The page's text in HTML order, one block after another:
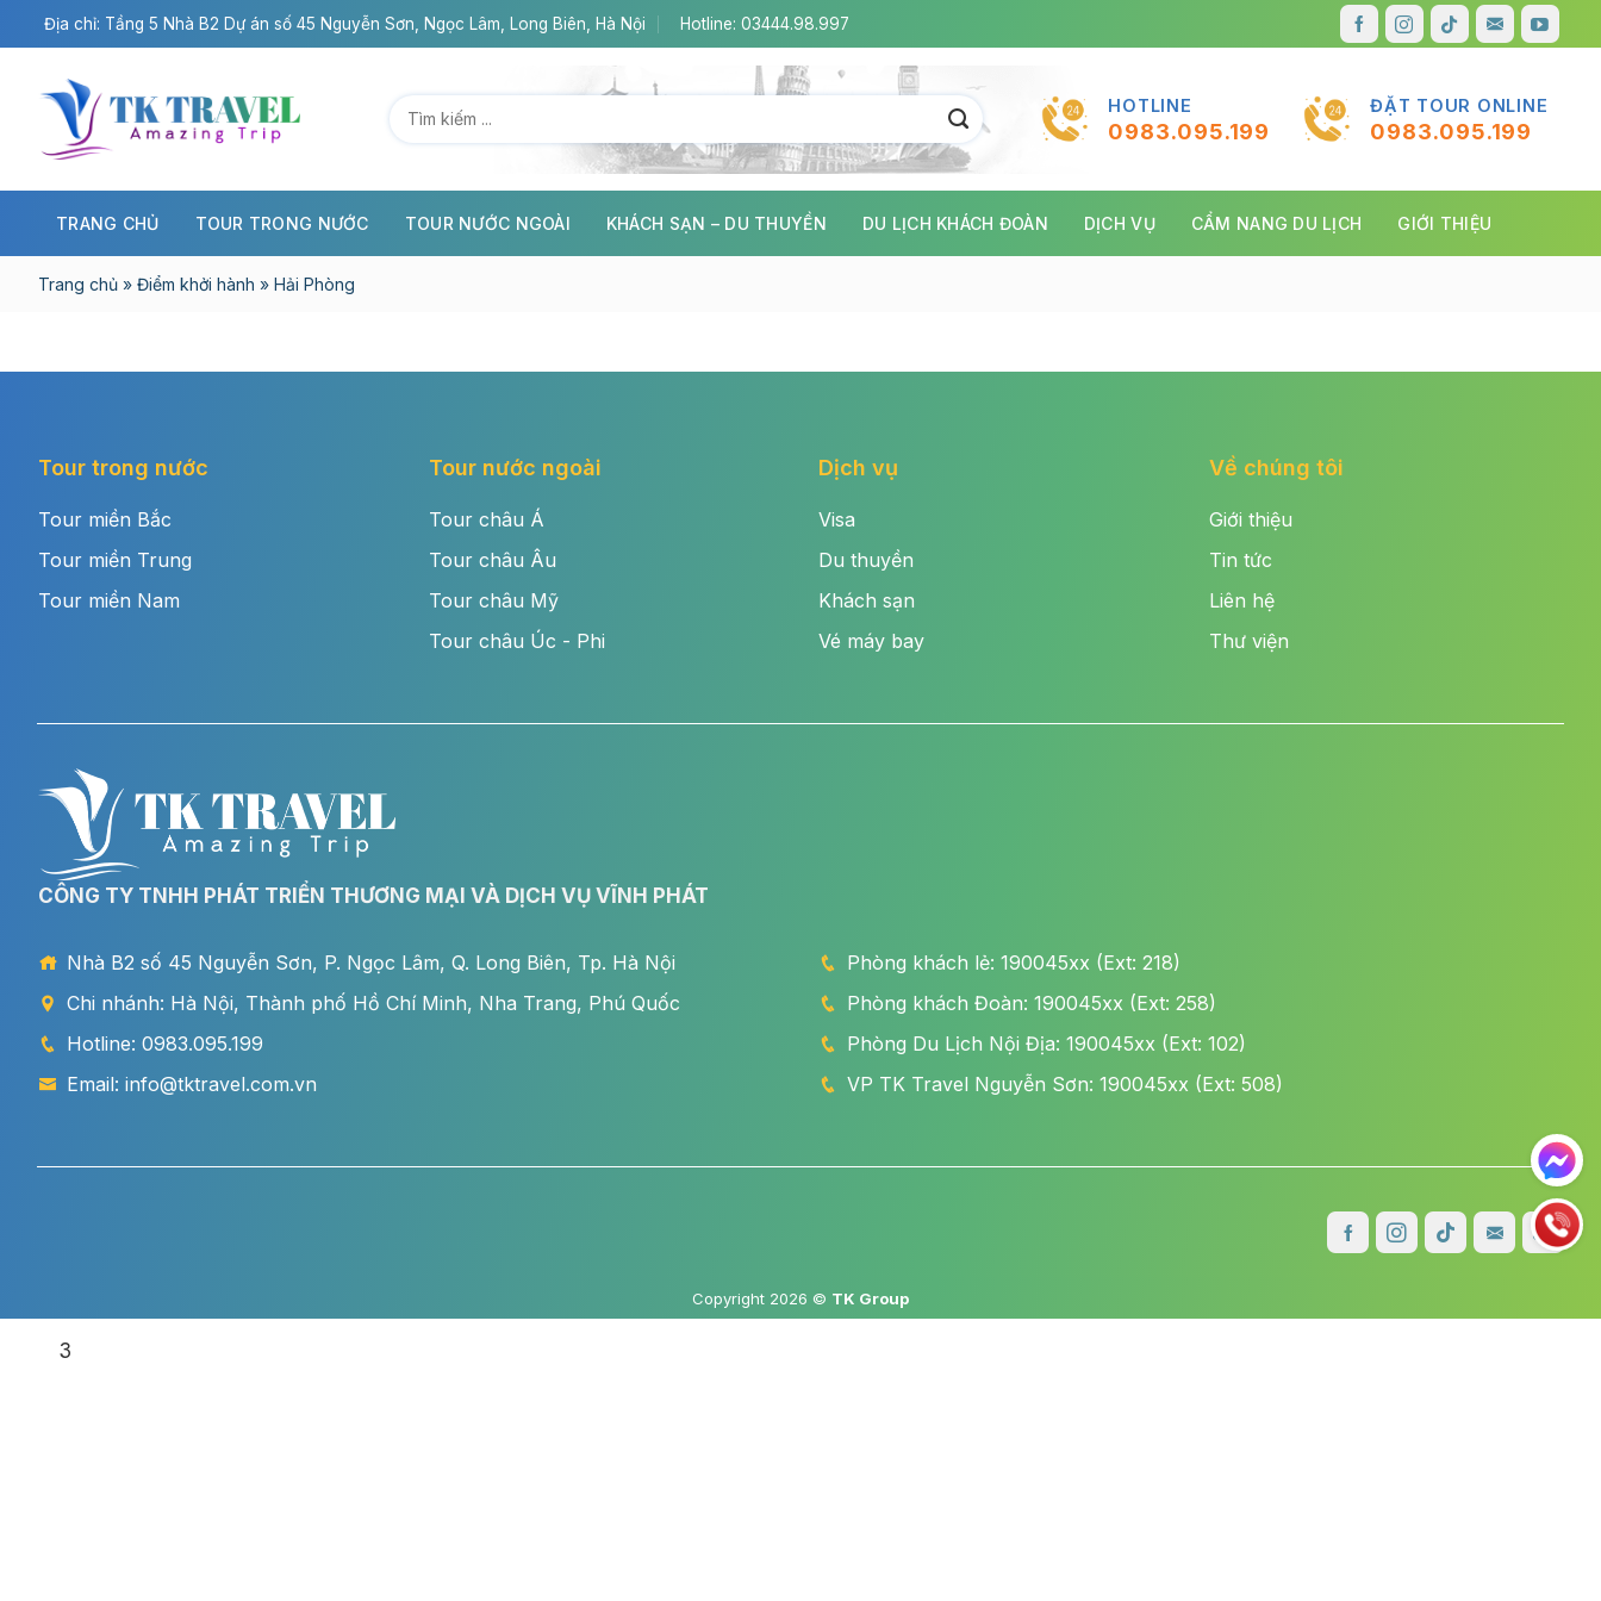
Chuyển
đến
Địa chỉ: Tầng 5 Nhà B2 Dự án số 45 Nguyễn Sơn, Ngọc Lâm, Long Biên, Hà Nội Hotline: 03444.98.997
HOTLINE
0983.095.199
ĐẶT TOUR ONLINE
0983.095.199
TRANG CHỦ TOUR TRONG NƯỚC TOUR NƯỚC NGOÀI KHÁCH SẠN – DU THUYỀN DU LỊCH KHÁCH ĐOÀN DỊCH VỤ CẨM NANG DU LỊCH GIỚI THIỆU
Trang chủ » Điểm khởi hành » Hải Phòng
Tour trong nước
Tour miền Bắc
Tour miền Trung
Tour miền Nam
Tour nước ngoài
Tour châu Á
Tour châu Âu
Tour châu Mỹ
Tour châu Úc - Phi
Dịch vụ
Visa
Du thuyền
Khách sạn
Vé máy bay
Về chúng tôi
Giới thiệu
Tin tức
Liên hệ
Thư viện
CÔNG TY TNHH PHÁT TRIỂN THƯƠNG MẠI VÀ DỊCH VỤ VĨNH PHÁT
Nhà B2 số 45 Nguyễn Sơn, P. Ngọc Lâm, Q. Long Biên, Tp. Hà Nội
Chi nhánh: Hà Nội, Thành phố Hồ Chí Minh, Nha Trang, Phú Quốc
Hotline: 0983.095.199
Email: info@tktravel.com.vn
Phòng khách lẻ: 190045xx (Ext: 218)
Phòng khách Đoàn: 190045xx (Ext: 258)
Phòng Du Lịch Nội Địa: 190045xx (Ext: 102)
VP TK Travel Nguyễn Sơn: 190045xx (Ext: 508)
Copyright 2026 © TK Group
3